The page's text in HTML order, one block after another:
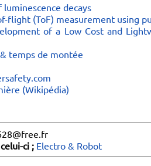
decays
flight (ToF) measurement using
of a Low Cost and
temps de montée
(Wikipédia)
ci ; Electro & Robot